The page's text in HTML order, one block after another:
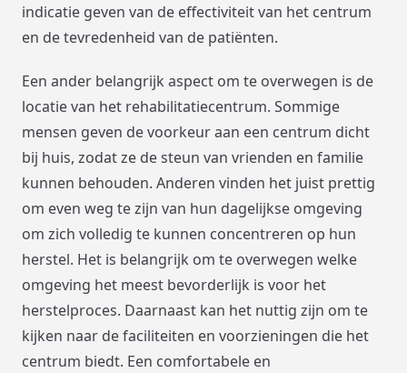
indicatie geven van de effectiviteit van het centrum
en de tevredenheid van de patiënten.
Een ander belangrijk aspect om te overwegen is de
locatie van het rehabilitatiecentrum. Sommige
mensen geven de voorkeur aan een centrum dicht
bij huis, zodat ze de steun van vrienden en familie
kunnen behouden. Anderen vinden het juist prettig
om even weg te zijn van hun dagelijkse omgeving
om zich volledig te kunnen concentreren op hun
herstel. Het is belangrijk om te overwegen welke
omgeving het meest bevorderlijk is voor het
herstelproces. Daarnaast kan het nuttig zijn om te
kijken naar de faciliteiten en voorzieningen die het
centrum biedt. Een comfortabele en